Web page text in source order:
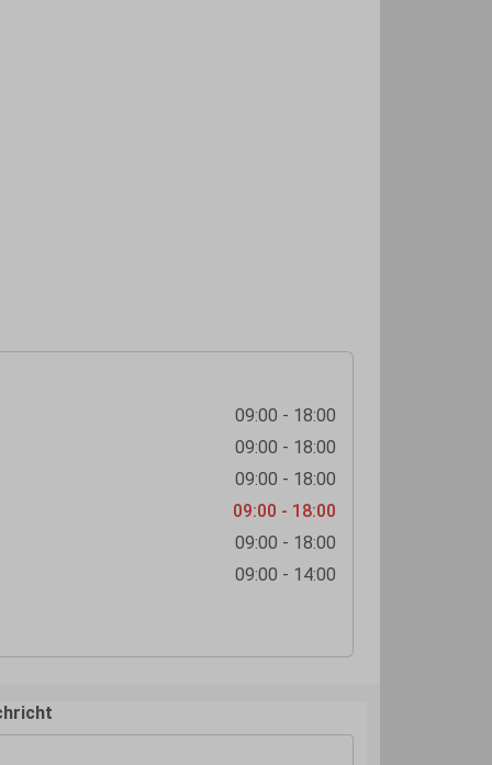
09:00 - 18:00
09:00 - 18:00
09:00 - 18:00
09:00 - 18:00
09:00 - 18:00
09:00 - 14:00